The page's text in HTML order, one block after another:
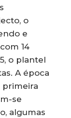
o
e
14
o plantel
A época
primeira
se
algumas